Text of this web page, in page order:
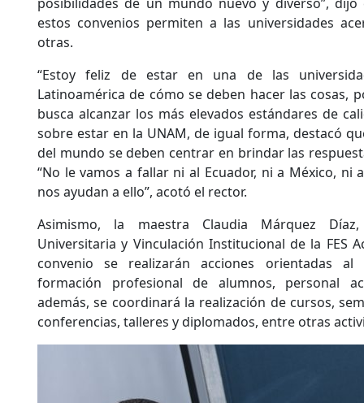
estos convenios permiten a las universidades
otras.
“Estoy feliz de estar en una de las
Latinoamérica de cómo se deben hacer las cosas,
busca alcanzar los más elevados estándares de
sobre estar en la UNAM, de igual forma, destacó
del mundo se deben centrar en brindar las
“No le vamos a fallar ni al Ecuador, ni a México, ni
nos ayudan a ello”, acotó el rector.
Asimismo, la maestra Claudia Márquez
Universitaria y Vinculación Institucional de la FES
convenio se realizarán acciones orientadas
formación profesional de alumnos, personal
además, se coordinará la realización de cursos,
conferencias, talleres y diplomados, entre otras